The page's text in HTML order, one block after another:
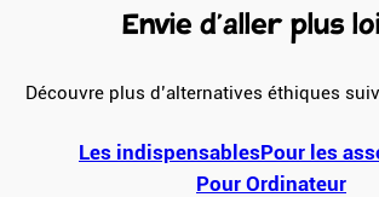
Envie d’aller plus
Découvre plus d’alternatives éthiques
Les indispensablesPour les
Pour Ordinateur